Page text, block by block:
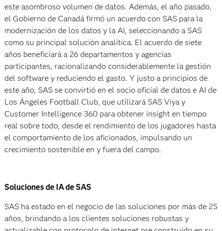
este asombroso volumen de datos. Además, el año pasado,
el Gobierno de Canadá firmó un acuerdo con SAS para la
modernización de los datos y la AI, seleccionando a SAS
como su principal solución analítica. El acuerdo de siete
años beneficiará a 26 departamentos y agencias
participantes, racionalizando considerablemente la gestión
del software y reduciendo el gasto. Y justo a principios de
este año, SAS se convirtió en el socio oficial de datos e AI de
Los Ángeles Football Club, que utilizará SAS Viya y
Customer Intelligence 360 para obtener insight en tiempo
real sobre todo, desde el rendimiento de los jugadores hasta
el comportamiento de los aficionados, impulsando un
crecimiento sostenible en y fuera del campo.
Soluciones de IA de SAS
SAS ha estado en el negocio de las soluciones por más de 25
años, brindando a los clientes soluciones robustas y